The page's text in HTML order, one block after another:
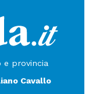
e provincia
Cavallo